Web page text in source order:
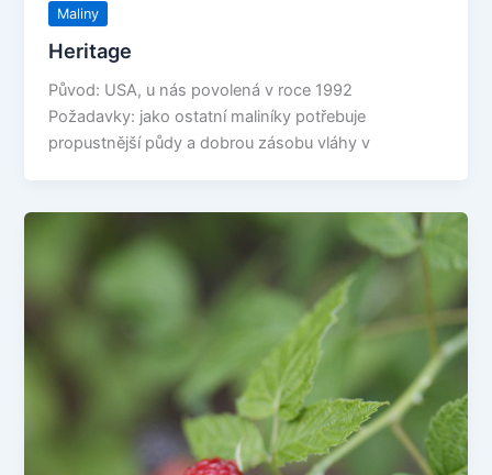
Maliny
Heritage
Původ: USA, u nás povolená v roce 1992
Požadavky: jako ostatní maliníky potřebuje
propustnější půdy a dobrou zásobu vláhy v